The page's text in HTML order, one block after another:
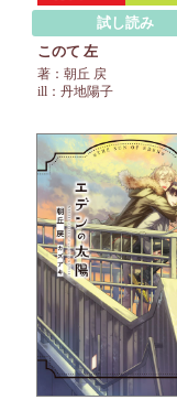
試し読み
このて 左
著：朝丘 戻
ill：丹地陽子